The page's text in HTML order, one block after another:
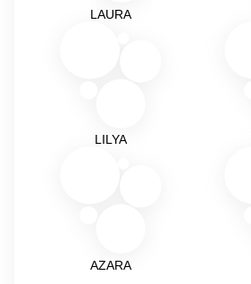
LAURA
LILYA
AZARA